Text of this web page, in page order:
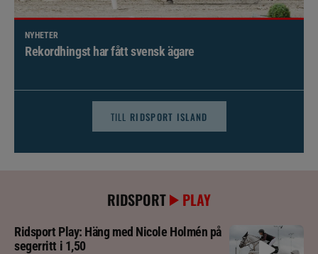
NYHETER
Brett politiskt stöd för förändringar i djursjukvården –
TILL RIDSPORT ISLAND
RIDSPORT PLAY
Ridsport Play: Häng med Nicole Holmén på
segerritt i 1,50